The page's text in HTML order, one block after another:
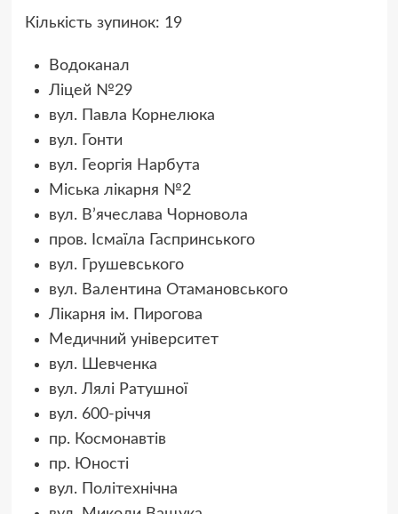
Кількість зупинок: 19
Водоканал
Ліцей №29
вул. Павла Корнелюка
вул. Гонти
вул. Георгія Нарбута
Міська лікарня №2
вул. В’ячеслава Чорновола
пров. Ісмаїла Гаспринського
вул. Грушевського
вул. Валентина Отамановського
Лікарня ім. Пирогова
Медичний університет
вул. Шевченка
вул. Лялі Ратушної
вул. 600-річчя
пр. Космонавтів
пр. Юності
вул. Політехнічна